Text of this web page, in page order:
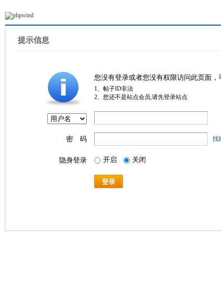
提示信息
您没有登录或者您没有权限访问此页面
1、帖子ID非法
2、您还不是站点会员,请先登录站点
密 码 找
隐身登录 开启 关闭
登录